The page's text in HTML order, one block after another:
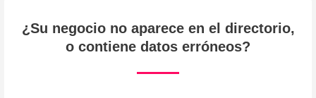
¿Su negocio no aparece en el directorio,
o contiene datos erróneos?